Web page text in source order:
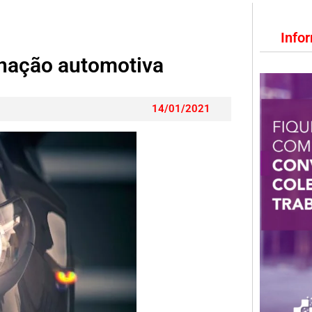
automotiva
14/01/2021